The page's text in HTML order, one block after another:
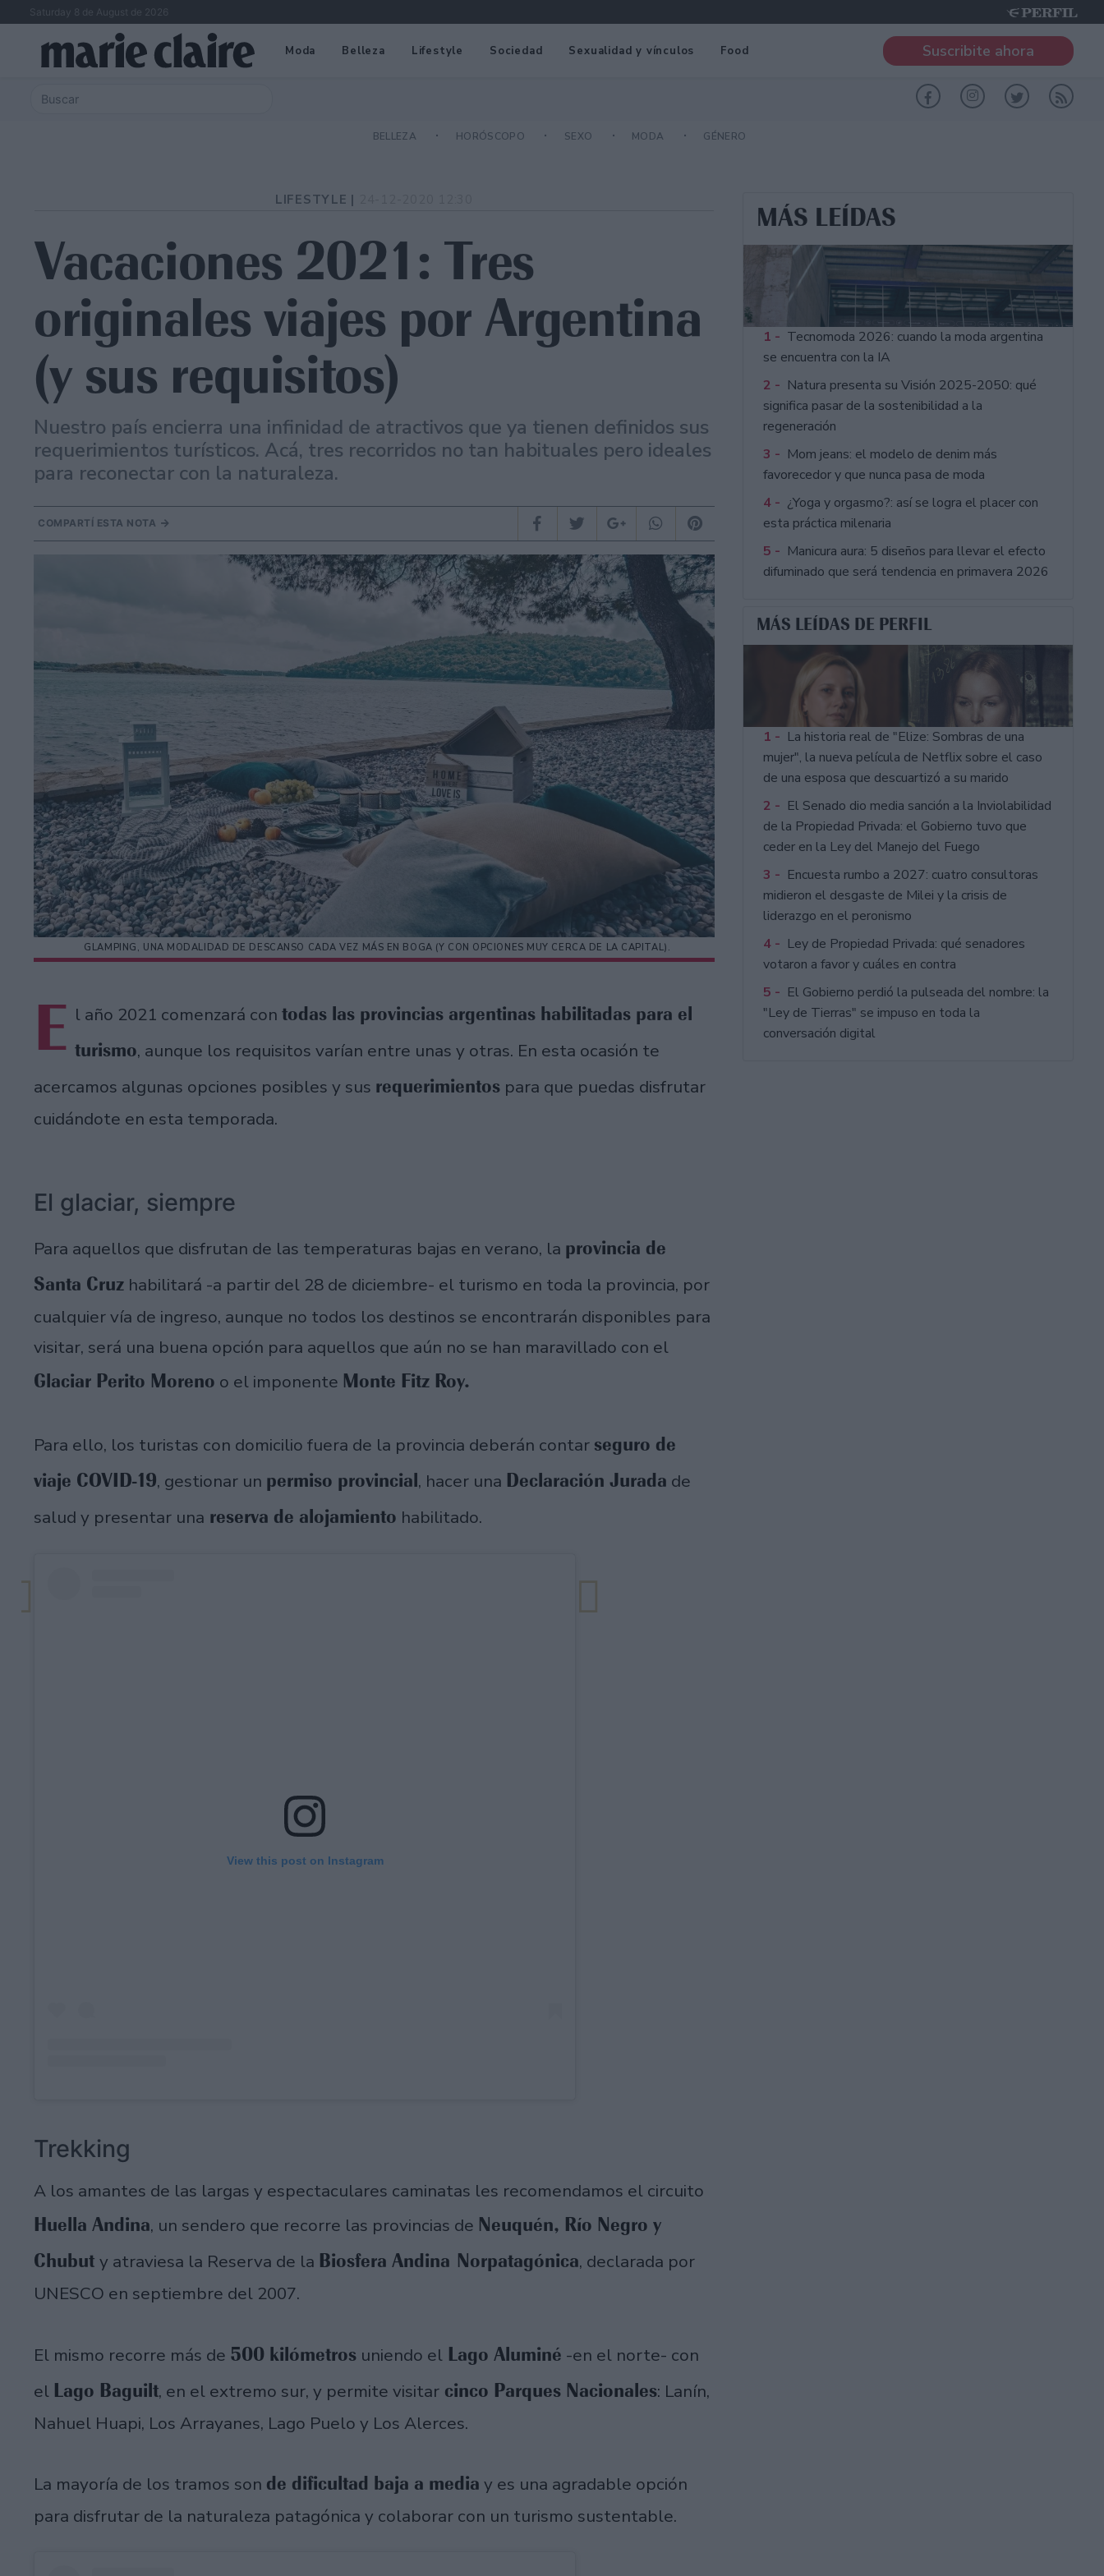
Saturday 8 de August de 2026
Moda Belleza Lifestyle Sociedad Sexualidad y vínculos Food Suscribite ahora
BELLEZA HORÓSCOPO SEXO MODA GÉNERO
LIFESTYLE |
Vacaciones 2021: Tres
originales viajes por Argentina
(y sus requisitos)
Nuestro país encierra una infinidad de atractivos que ya tienen definidos sus
requerimientos turísticos. Acá, tres recorridos no tan habituales pero ideales
para reconectar con la naturaleza.
COMPARTÍ ESTA NOTA
GLAMPING, UNA MODALIDAD DE DESCANSO CADA VEZ MÁS EN BOGA (Y CON OPCIONES MUY CERCA DE LA CAPITAL).
E l año 2021 comenzará con todas las provincias argentinas habilitadas para el
turismo, aunque los requisitos varían entre unas y otras. En esta ocasión te
acercamos algunas opciones posibles y sus requerimientos para que puedas disfrutar
cuidándote en esta temporada.
El glaciar, siempre
Para aquellos que disfrutan de las temperaturas bajas en verano, la provincia de
Santa Cruz habilitará -a partir del 28 de diciembre- el turismo en toda la provincia, por
cualquier vía de ingreso, aunque no todos los destinos se encontrarán disponibles para
visitar, será una buena opción para aquellos que aún no se han maravillado con el
Glaciar Perito Moreno o el imponente Monte Fitz Roy.
Para ello, los turistas con domicilio fuera de la provincia deberán contar seguro de
viaje COVID-19, gestionar un permiso provincial, hacer una Declaración Jurada de
salud y presentar una reserva de alojamiento habilitado.
View this post on Instagram
Trekking
A los amantes de las largas y espectaculares caminatas les recomendamos el circuito
Huella Andina, un sendero que recorre las provincias de Neuquén, Río Negro y
Chubut y atraviesa la Reserva de la Biosfera Andina Norpatagónica, declarada por
UNESCO en septiembre del 2007.
El mismo recorre más de 500 kilómetros uniendo el Lago Aluminé -en el norte- con
el Lago Baguilt, en el extremo sur, y permite visitar cinco Parques Nacionales: Lanín,
Nahuel Huapi, Los Arrayanes, Lago Puelo y Los Alerces.
La mayoría de los tramos son de dificultad baja a media y es una agradable opción
para disfrutar de la naturaleza patagónica y colaborar con un turismo sustentable.
MÁS LEÍDAS
1 - Tecnomoda 2026: cuando la moda argentina
se encuentra con la IA
2 - Natura presenta su Visión 2025-2050: qué
significa pasar de la sostenibilidad a la
regeneración
3 - Mom jeans: el modelo de denim más
favorecedor y que nunca pasa de moda
4 - ¿Yoga y orgasmo?: así se logra el placer con
esta práctica milenaria
5 - Manicura aura: 5 diseños para llevar el efecto
difuminado que será tendencia en primavera 2026
MÁS LEÍDAS DE PERFIL
1 - La historia real de "Elize: Sombras de una
mujer", la nueva película de Netflix sobre el caso
de una esposa que descuartizó a su marido
2 - El Senado dio media sanción a la Inviolabilidad
de la Propiedad Privada: el Gobierno tuvo que
ceder en la Ley del Manejo del Fuego
3 - Encuesta rumbo a 2027: cuatro consultoras
midieron el desgaste de Milei y la crisis de
liderazgo en el peronismo
4 - Ley de Propiedad Privada: qué senadores
votaron a favor y cuáles en contra
5 - El Gobierno perdió la pulseada del nombre: la
"Ley de Tierras" se impuso en toda la
conversación digital